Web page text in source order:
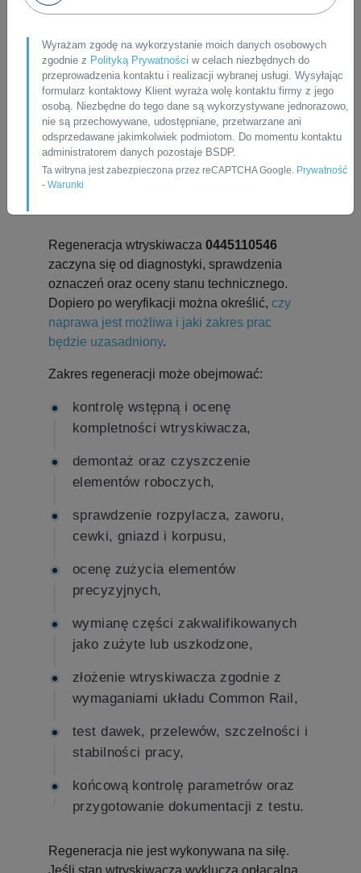
występowaćkaucja za rdzeń. Jej wysokość i
zasady rozliczenia są podawane przed
zamówieniem, dlatego warunki zakupu są
jasne jeszcze przed wysyłką.
Co obejmuje regeneracja
wtryskiwacza
Regeneracja wtryskiwacza 0445110546
zaczyna się od diagnostyki, sprawdzenia
oznaczeń oraz oceny stanu technicznego.
Dopiero po weryfikacji można określić, czy
naprawa jest możliwa i jaki zakres prac
będzie uzasadniony.
Zakres regeneracji może obejmować:
kontrolę wstępną i ocenę
kompletności wtryskiwacza,
demontaż oraz czyszczenie
elementów roboczych,
sprawdzenie rozpylacza, zaworu,
cewki, gniazd i korpusu,
ocenę zużycia elementów
precyzyjnych,
wymianę części zakwalifikowanych
jako zużyte lub uszkodzone,
złożenie wtryskiwacza zgodnie z
wymaganiami układu Common Rail,
test dawek, przelewów, szczelności i
stabilności pracy,
końcową kontrolę parametrów oraz
przygotowanie dokumentacji z testu.
Regeneracja nie jest wykonywana na siłę.
Jeśli stan wtryskiwacza wyklucza opłacalną
Wyrażam zgodę na wykorzystanie moich danych osobowych
zgodnie z Polityką Prywatności w celach niezbędnych do
przeprowadzenia kontaktu i realizacji wybranej usługi. Wysyłając
formularz kontaktowy Klient wyraża wolę kontaktu firmy z jego
osobą. Niezbędne do tego dane są wykorzystywane jednorazowo,
nie są przechowywane, udostępniane, przetwarzane ani
odsprzedawane jakimkolwiek podmiotom. Do momentu kontaktu
administratorem danych pozostaje BSDP.
Ta witryna jest zabezpieczona przez reCAPTCHA Google. Prywatność
- Warunki